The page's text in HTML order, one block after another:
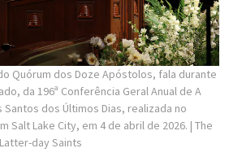
Quórum dos Doze Apóstolos, fala durante
da 196ª Conferência Geral Anual de A
dos Últimos Dias, realizada no
Salt Lake City, em 4 de abril de 2026. | The
day Saints